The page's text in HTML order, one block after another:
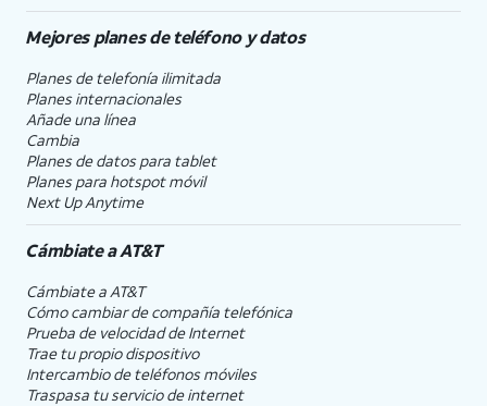
Mejores planes de teléfono y datos
Planes de telefonía ilimitada
Planes internacionales
Añade una línea
Cambia
Planes de datos para tablet
Planes para hotspot móvil
Next Up Anytime
Cámbiate aAT&T
Cámbiate a AT&T
Cómo cambiar de compañía telefónica
Prueba de velocidad de Internet
Trae tu propio dispositivo
Intercambio de teléfonos móviles
Traspasa tu servicio de internet